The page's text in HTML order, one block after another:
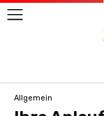
Allgemein